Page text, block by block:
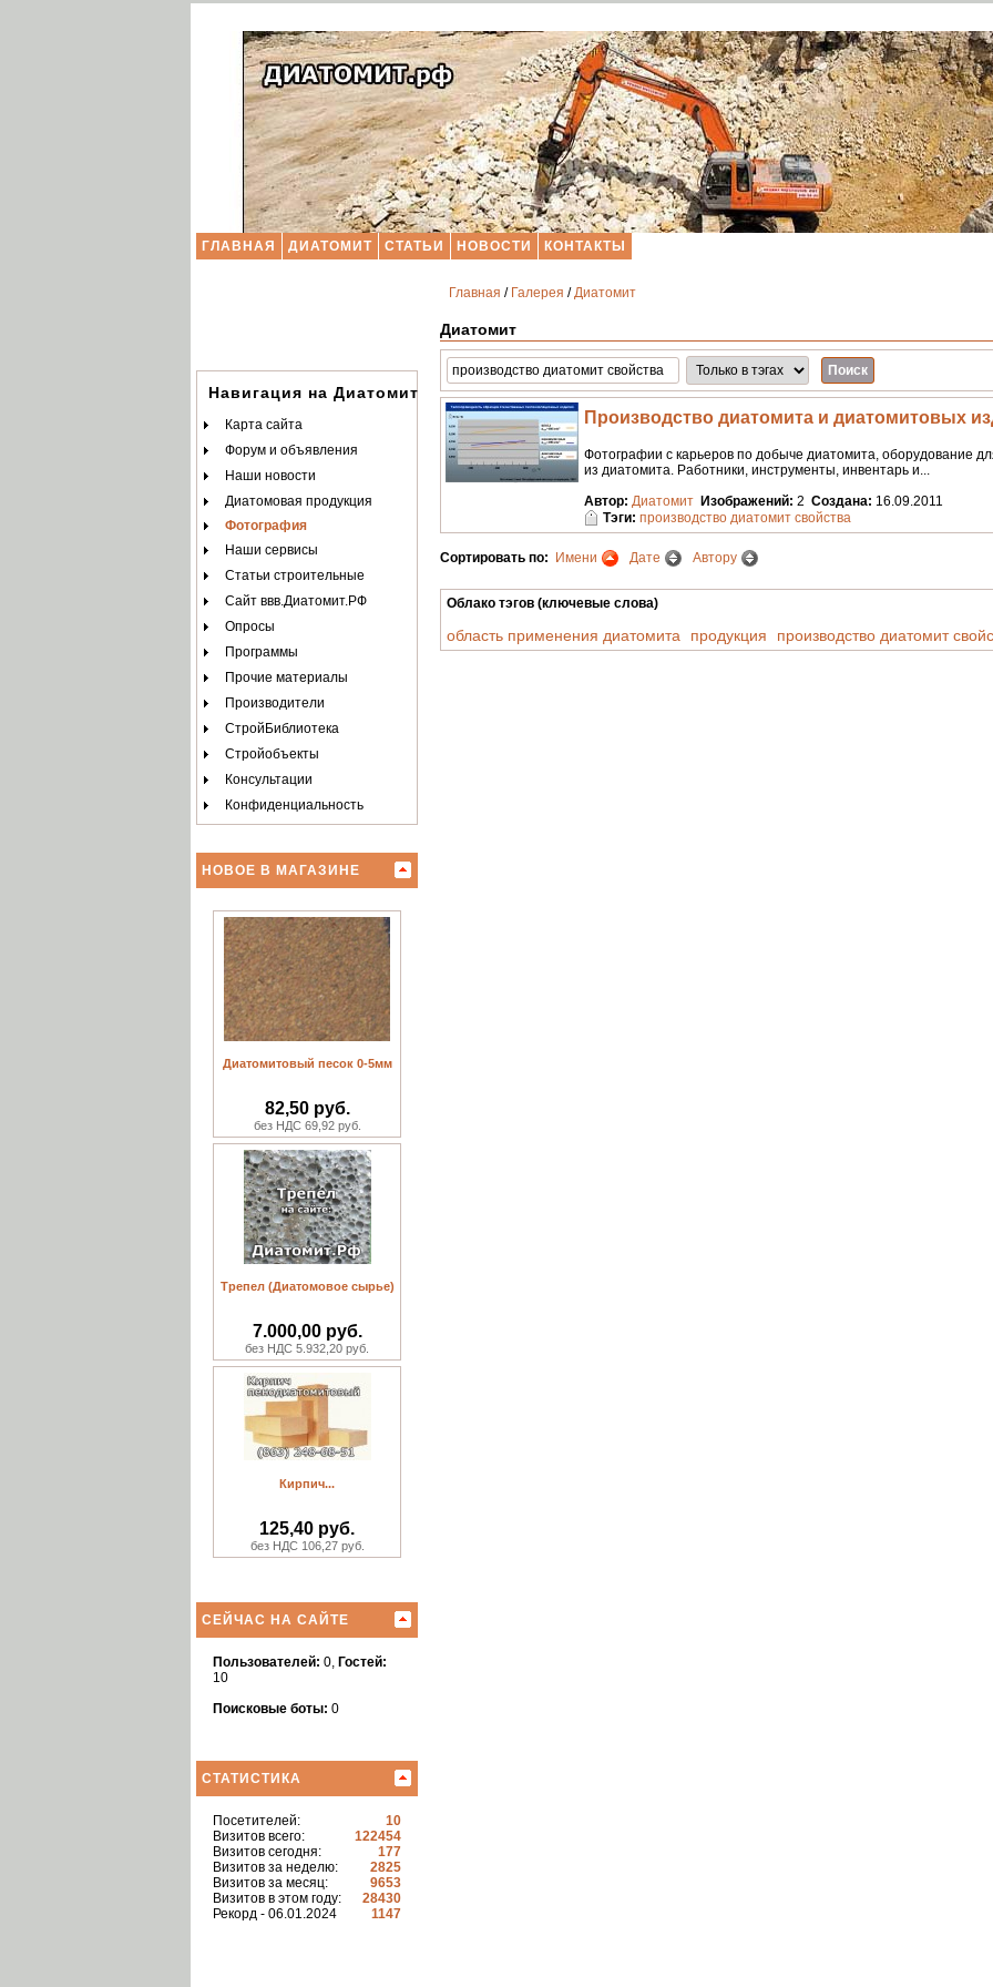
ГЛАВНАЯ ДИАТОМИТ СТАТЬИ НОВОСТИ КОНТАКТЫ
Навигация на Диатомит.РФ
Карта сайта
Форум и объявления
Наши новости
Диатомовая продукция
Фотография
Наши сервисы
Статьи строительные
Сайт ввв.Диатомит.РФ
Опросы
Программы
Прочие материалы
Производители
СтройБиблиотека
Стройобъекты
Консультации
Конфиденциальность
НОВОЕ В МАГАЗИНЕ
Диатомитовый песок 0-5мм
82,50 руб.
без НДС 69,92 руб.
Трепел (Диатомовое сырье)
7.000,00 руб.
без НДС 5.932,20 руб.
Кирпич...
125,40 руб.
без НДС 106,27 руб.
СЕЙЧАС НА САЙТЕ
Пользователей: 0, Гостей:
10
Поисковые боты: 0
СТАТИСТИКА
Посетителей:
10
Визитов всего:
122454
Визитов сегодня:
177
Визитов за неделю:
2825
Визитов за месяц:
9653
Визитов в этом году:
28430
Рекорд - 06.01.2024
1147
Главная / Галерея /Диатомит
Диатомит
Производство диатомита и диатомитовых
Фотографии с карьеров по добыче диатомита, оборудование
из диатомита. Работники, инструменты, инвентарь и...
Автор: Диатомит Изображений: 2 Создана: 16.09.2011
Тэги: производство диатомит свойства
Сортировать по: Имени Дате Автору
Облако тэгов (ключевые слова)
область применения диатомита продукция производство диатомит